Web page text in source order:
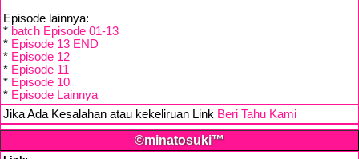
Episode lainnya:
* batch Episode 01-13
* Episode 13 END
* Episode 12
* Episode 11
* Episode 10
* Episode Lainnya
Jika Ada Kesalahan atau kekeliruan Link Beri Tahu Kami
©minatosuki™